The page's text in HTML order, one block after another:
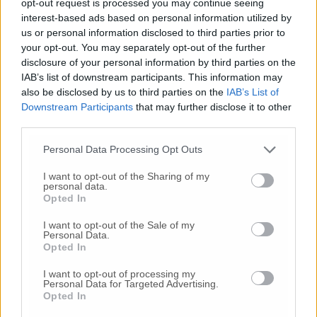
opt-out request is processed you may continue seeing
interest-based ads based on personal information utilized by
us or personal information disclosed to third parties prior to
your opt-out. You may separately opt-out of the further
disclosure of your personal information by third parties on the
IAB’s list of downstream participants. This information may
also be disclosed by us to third parties on the IAB’s List of
Downstream Participants that may further disclose it to other
Personal Data Processing Opt Outs
I want to opt-out of the Sharing of my
personal data.
Opted In
I want to opt-out of the Sale of my
Personal Data.
Opted In
I want to opt-out of processing my
Personal Data for Targeted Advertising.
Opted In
Commenti
Nessun commento presente
Commenta l'articolo
Gli articoli più letti
24 Lug-Bimbi costretti a colpirsi da soli
e lasciati al
orrore all’asilo, arrestate due educatrici